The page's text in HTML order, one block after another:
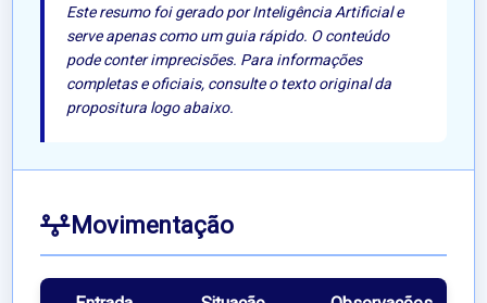
Este resumo foi gerado por Inteligência Artificial e
serve apenas como um guia rápido. O conteúdo
pode conter imprecisões. Para informações
completas e oficiais, consulte o texto original da
propositura logo abaixo.
Movimentação